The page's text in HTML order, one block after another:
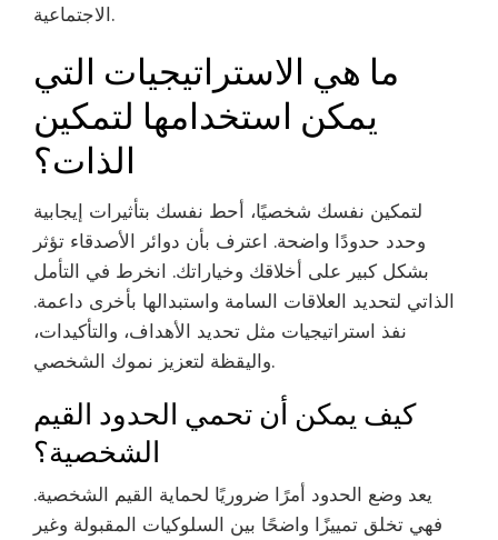
الاجتماعية.
ما هي الاستراتيجيات التي
يمكن استخدامها لتمكين
الذات؟
لتمكين نفسك شخصيًا، أحط نفسك بتأثيرات إيجابية
وحدد حدودًا واضحة. اعترف بأن دوائر الأصدقاء تؤثر
بشكل كبير على أخلاقك وخياراتك. انخرط في التأمل
الذاتي لتحديد العلاقات السامة واستبدالها بأخرى داعمة.
نفذ استراتيجيات مثل تحديد الأهداف، والتأكيدات،
واليقظة لتعزيز نموك الشخصي.
كيف يمكن أن تحمي الحدود القيم
الشخصية؟
يعد وضع الحدود أمرًا ضروريًا لحماية القيم الشخصية.
فهي تخلق تمييزًا واضحًا بين السلوكيات المقبولة وغير